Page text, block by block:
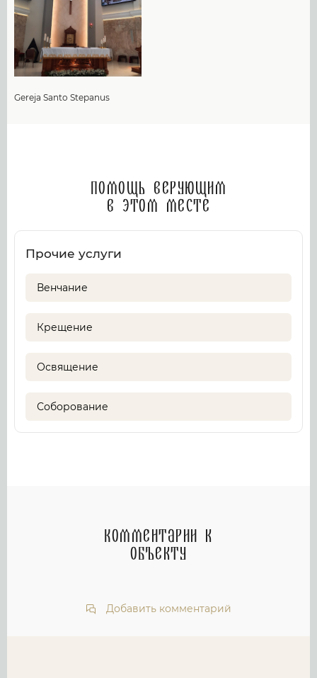
Gereja Santo Stepanus
Помощь верующим
в этом месте
Прочие услуги
Венчание
Крещение
Освящение
Соборование
Комментарии к
объекту
Добавить комментарий